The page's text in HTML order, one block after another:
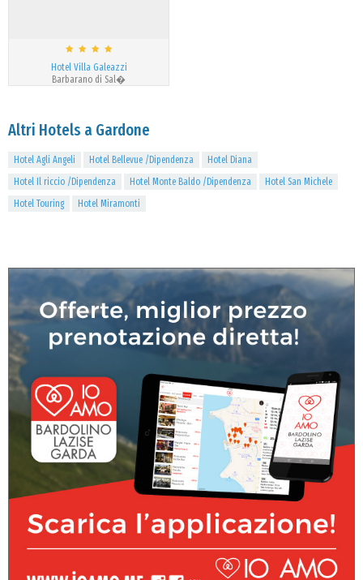
Hotel Villa Galeazzi
Barbarano di Sal�
Altri Hotels a Gardone
Hotel Agli Angeli Hotel Bellevue /Dipendenza
Hotel Diana
Hotel Il riccio /Dipendenza
Hotel Monte Baldo /Dipendenza
Hotel San Michele
Hotel Touring
Hotel Miramonti